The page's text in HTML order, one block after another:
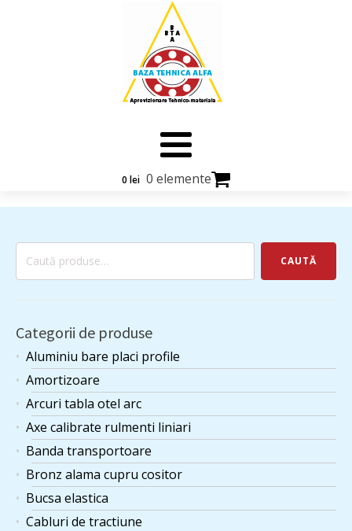
0 lei 0 elemente
Caută
CAUTĂ
Categorii de produse
Aluminiu bare placi profile
Amortizoare
Arcuri tabla otel arc
Axe calibrate rulmenti liniari
Banda transportoare
Bronz alama cupru cositor
Bucsa elastica
Cabluri de tractiune